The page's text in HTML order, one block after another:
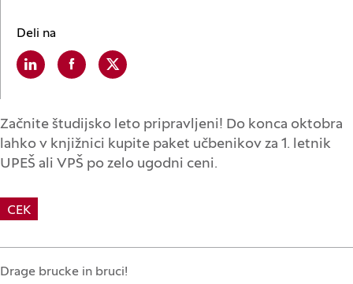
Deli na
Linkedin
(Odpre se v novem oknu)
Facebook
(Odpre se v novem oknu)
X
(Odpre se v novem oknu)
Začnite študijsko leto pripravljeni! Do konca oktobra
lahko v knjižnici kupite paket učbenikov za 1. letnik
UPEŠ ali VPŠ po zelo ugodni ceni.
CEK
Drage brucke in bruci!